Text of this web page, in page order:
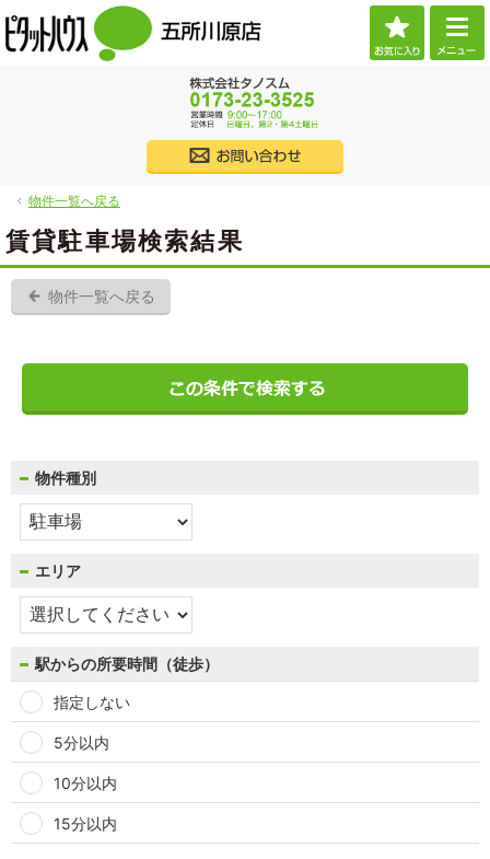
物件一覧へ戻る
賃貸駐車場検索結果
ご希望に沿ったお部屋探し。五所川原市・つがる市の賃貸・不動産なら当社へお任せくだ
（株）タノスム 【ピタットハウス五所川原店】 五所川原市・つがる市・西津軽郡・北
物件一覧へ戻る
物件種別
エリア
駅からの所要時間（徒歩）
指定しない
5分以内
10分以内
15分以内
お気に